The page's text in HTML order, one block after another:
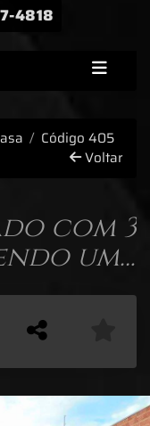
4818
Código 405
Voltar
com 3
um